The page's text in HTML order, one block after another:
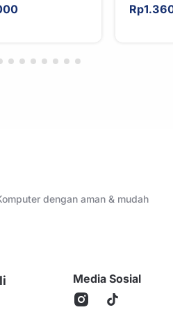
Rp
dengan aman & mudah
Media Sosial